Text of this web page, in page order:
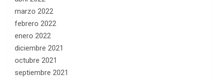
marzo 2022
febrero 2022
enero 2022
diciembre 2021
octubre 2021
septiembre 2021